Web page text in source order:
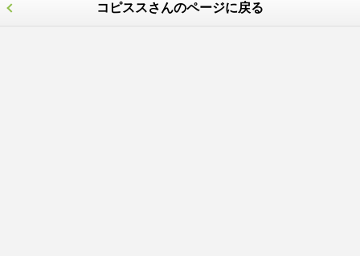
コピススさんのページに戻る